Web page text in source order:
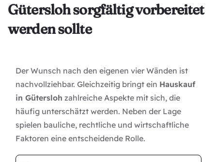
Gütersloh sorgfältig vorbereitet
werden sollte
Der Wunsch nach den eigenen vier Wänden ist
nachvollziehbar. Gleichzeitig bringt ein Hauskauf
in Gütersloh zahlreiche Aspekte mit sich, die
häufig unterschätzt werden. Neben der Lage
spielen bauliche, rechtliche und wirtschaftliche
Faktoren eine entscheidende Rolle.